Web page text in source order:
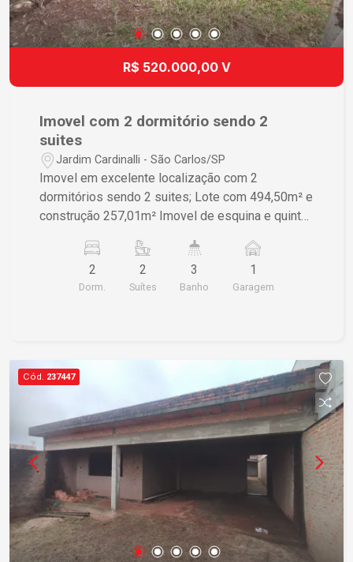
R$ 520.000,00 V
Imovel com 2 dormitório sendo 2
suites
Jardim Cardinalli - São Carlos/SP
Imovel em excelente localização com 2
dormitórios sendo 2 suites; Lote com 494,50m² e
construção 257,01m² Imovel de esquina e quintal
mais informações, por favor agende sua visita!
2
Dorm.
2
Suítes
3
Banho
1
Garagem
Cód. 237447